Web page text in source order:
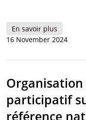
En savoir plus
16 November 2024
Organisation
participatif
référence